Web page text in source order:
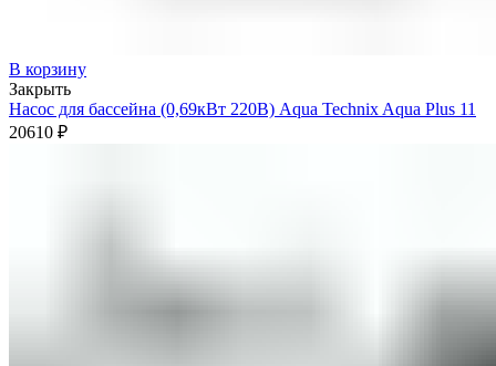
В корзину
Закрыть
Насос для бассейна (0,69кВт 220В) Aqua Technix Aqua Plus 11
20610 ₽